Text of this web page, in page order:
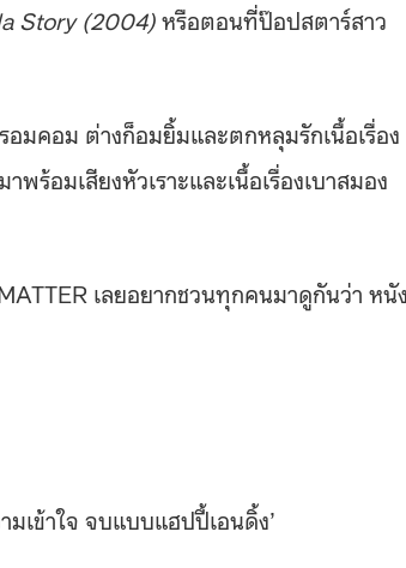
Story (2004)หรือตอนที่ป๊อปสตาร์สาว
มคอม ต่างก็อมยิ้มและตกหลุมรักเนื้อเรื่อง
พร้อมเสียงหัวเราะและเนื้อเรื่องเบาสมอง
เลยอยากชวนทุกคนมาดูกันว่า หนัง
เข้าใจ จบแบบแฮปปี้เอนดิ้ง’